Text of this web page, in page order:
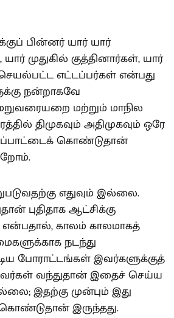
பின்னர் யார் யார்
முதுகில் குத்தினார்கள், யார்
எட்டப்பர்கள் என்பது
நன்றாகவே
மற்றும் மாநில
திமுகவும் அதிமுகவும் ஒரே
கொண்டுதான்
எதுவும் இல்லை.
புதிதாக ஆட்சிக்கு
என்பதால், காலம் காலமாகத்
நடந்து
போராட்டங்கள் இவர்களுக்குத்
வந்துதான் இதைச் செய்ய
இதற்கு முன்பும் இது
இருந்தது.